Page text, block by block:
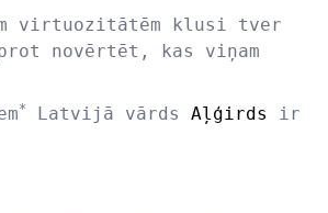
virtuozitātēm klusi tver
novērtēt, kas viņam
* Latvijā vārds Aļģirds
ir